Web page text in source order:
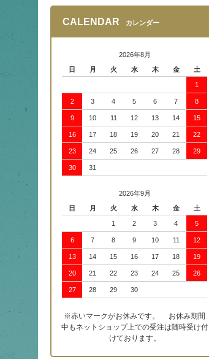
CALENDAR カレンダー
2026年8月
日
月 火 水 木 金 土
1
2 3 4 5 6 7 8
9 10 11 12 13 14 15
16 17 18 19 20 21 22
23 24 25 26 27 28 29
30 31
2026年9月
日
月 火 水 木 金 土
1 2 3 4 5
6 7 8 9 10 11 12
13 14 15 16 17 18 19
20 21 22 23 24 25 26
27 28 29 30
※赤いマークがお休みです。 お休み期間
中もネットショップ上での受注は随時受け付
けております。